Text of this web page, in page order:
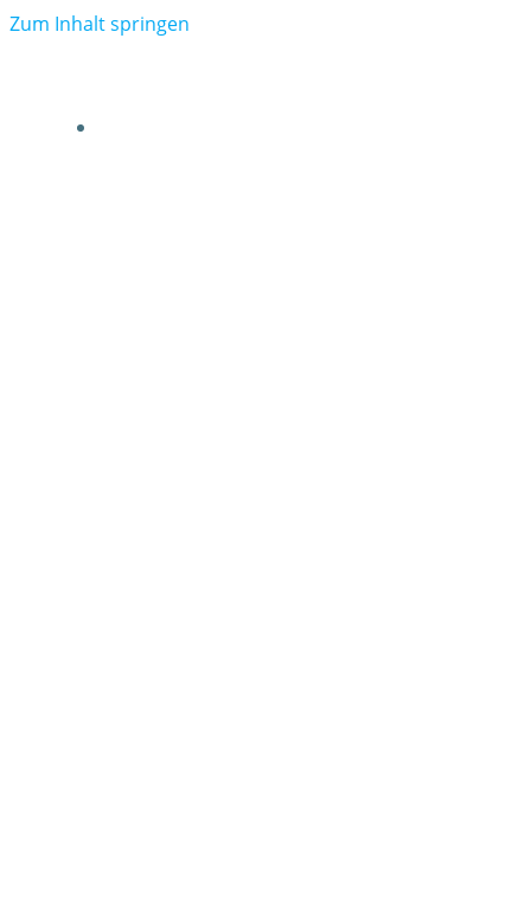
Zum Inhalt springen